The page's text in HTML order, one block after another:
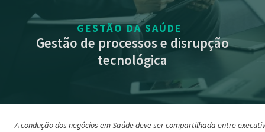
GESTÃO DA SAÚDE
Gestão de processos e disrupção
tecnológica
A condução dos negócios em Saúde deve ser compartilhada entre